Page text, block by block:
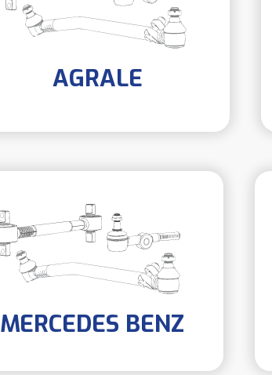
AGRALE
MERCEDES BENZ